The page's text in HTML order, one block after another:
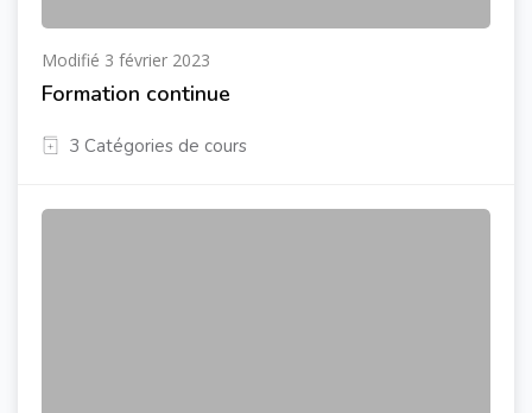
Modifié 3 février 2023
Formation continue
3 Catégories de cours